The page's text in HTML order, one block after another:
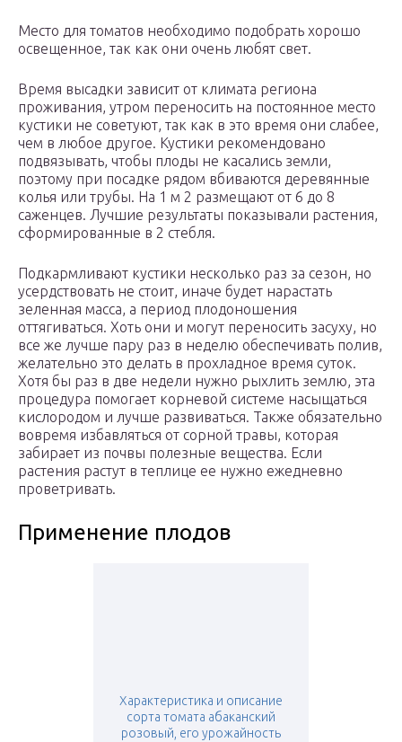
Место для томатов необходимо подобрать хорошо
освещенное, так как они очень любят свет.
Время высадки зависит от климата региона
проживания, утром переносить на постоянное место
кустики не советуют, так как в это время они слабее,
чем в любое другое. Кустики рекомендовано
подвязывать, чтобы плоды не касались земли,
поэтому при посадке рядом вбиваются деревянные
колья или трубы. На 1 м 2 размещают от 6 до 8
саженцев. Лучшие результаты показывали растения,
сформированные в 2 стебля.
Подкармливают кустики несколько раз за сезон, но
усердствовать не стоит, иначе будет нарастать
зеленная масса, а период плодоношения
оттягиваться. Хоть они и могут переносить засуху, но
все же лучше пару раз в неделю обеспечивать полив,
желательно это делать в прохладное время суток.
Хотя бы раз в две недели нужно рыхлить землю, эта
процедура помогает корневой системе насыщаться
кислородом и лучше развиваться. Также обязательно
вовремя избавляться от сорной травы, которая
забирает из почвы полезные вещества. Если
растения растут в теплице ее нужно ежедневно
проветривать.
Применение плодов
Характеристика и описание
сорта томата абаканский
розовый, его урожайность